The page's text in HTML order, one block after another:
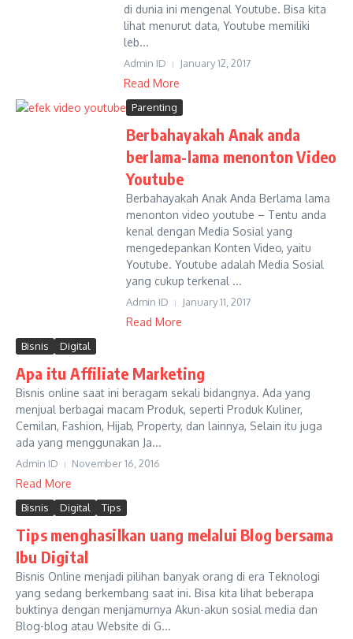
di dunia ini mengenal Youtube. Bisa kita
lihat menurut data, Youtube memiliki
leb...
Admin ID January 12, 2017
Read More
Parenting
Berbahayakah Anak anda
berlama-lama menonton Video
Youtube
Berbahayakah Anak Anda Berlama lama
menonton video youtube – Tentu anda
kenal dengan Media Sosial yang
mengedepankan Konten Video, yaitu
Youtube. Youtube adalah Media Sosial
yang cukup terkenal ...
Admin ID January 11, 2017
Read More
Bisnis Digital
Apa itu Affiliate Marketing
Bisnis online saat ini beragam sekali bidangnya. Ada yang
menjual berbagai macam Produk, seperti Produk Kuliner,
Cemilan, Fashion, Hijab, Property, dan lainnya, Selain itu juga
ada yang menggunakan Ja...
Admin ID November 16, 2016
Read More
Bisnis Digital Tips
Tips menghasilkan uang melalui Blog bersama
Ibu Digital
Bisnis Online menjadi pilihan banyak orang di era Teknologi
yang sedang berkembang saat ini. Bisa kita lihat beberapa
buktinya dengan menjamurnya Akun-akun sosial media dan
Blog-blog atau Website di G...